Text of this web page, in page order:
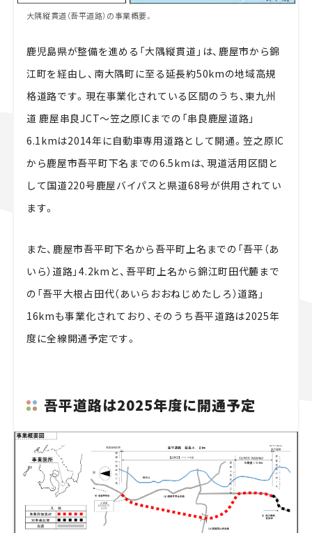
大隅縦貫道（吾平道路）の事業概要。
鹿児島県が整備を進める「大隅縦貫道」は、鹿屋市から錦
江町を経由し、南大隅町に至る延長約50kmの地域高規
格道路です。現在事業化されている区間のうち、東九州
道 鹿屋串良JCT～笠之原ICまでの「串良鹿屋道路」
6.1kmは2014年に自動車専用道路として開通。笠之原IC
から鹿屋市吾平町下名までの6.5kmは、現道活用区間と
して国道220号鹿屋バイパスと県道68号が供用されてい
ます。
また、鹿屋市吾平町下名から吾平町上名までの「吾平（あ
いら）道路」4.2kmと、吾平町上名から錦江町田代麓まで
の「吾平大根占田代（あいらおおねじめたしろ）道路」
16kmも事業化されており、そのうち吾平道路は2025年
度に全線開通予定です。
吾平道路は2025年度に開通予定